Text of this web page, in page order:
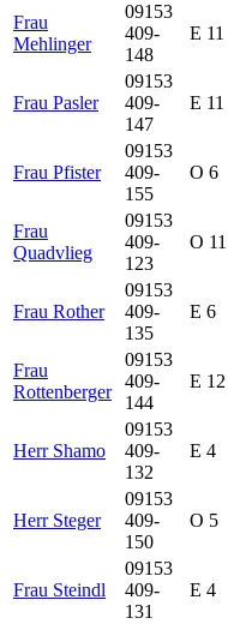
Frau
Mehlinger
09153
409-
148
E 11
Frau Pasler
09153
409-
147
E 11
Frau Pfister
09153
409-
155
O 6
Frau
Quadvlieg
09153
409-
123
O 11
Frau Rother
09153
409-
135
E 6
Frau
Rottenberger
09153
409-
144
E 12
Herr Shamo
09153
409-
132
E 4
Herr Steger
09153
409-
150
O 5
Frau Steindl
09153
409-
131
E 4